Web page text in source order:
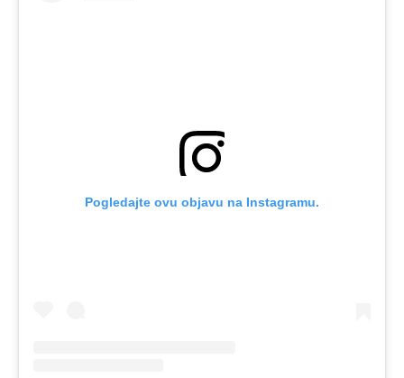
Pogledajte ovu objavu na Instagramu.